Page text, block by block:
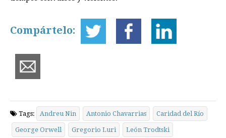
Compártelo:
Tags: Andreu Nin Antonio Chavarrias Caridad del Río
George Orwell Gregorio Luri León Trodtski